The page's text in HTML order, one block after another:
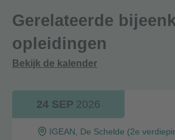
Gerelateerde
opleidingen
Bekijk de kalender
24 SEP 2026
IGEAN, De Schelde (2e